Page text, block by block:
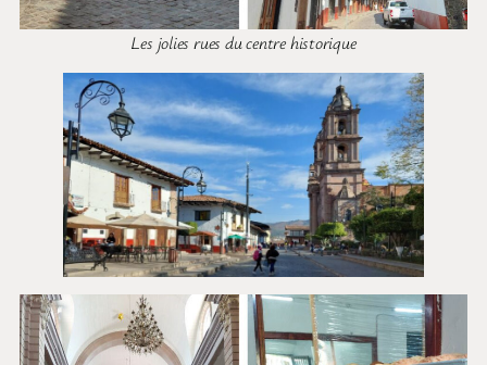
Les jolies rues du centre historique